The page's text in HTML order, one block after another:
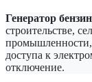
Генератор
строительстве,
промышленности,
доступа к
отключение.